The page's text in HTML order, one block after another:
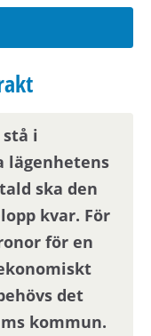
ligger inom
för en
till visning
i form av
kommer att
på mejl om
Om du har
stå i
lägenhetens
ska den
kvar. För
för en
det
kommun.